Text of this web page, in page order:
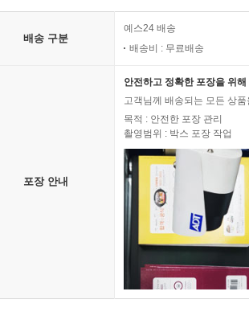
중국의 경제안보형 산업 정책의 양상
핑 3기에 나타날 중국 산업 정책의 양상에
방향 전환보다는 미세한 조정을 주목했다.
의 ‘검약형 혁신’을 추구한다는 것이다. 다
한 계획 문건에 적시하고 육성산업 리스트를
그리고 이러한 혁신이 세계시장에서 수용되
장 시진핑 집권 10년 이후, 중국사회의 안정은
당 20차 당대회를 전후로 공산당의 ‘사회
을 유지해왔던 중국 사회의 향방에 대해 검
불확실성에도 전면적 소강사회 건설이라는
건설, 도시와 농촌을 아우르는 사회보장
내는 주요한 역할을 수행했다. 그러나 코로
며 인민들의 마음은 복잡해지기 시작했다.
배송 구분
예스24 배송
배송비 : 무료배송
포장 안내
안전하고 정확한 포장을 위
고객님께 배송되는 모든 상
목적 : 안전한 포장 관리
촬영범위 : 박스 포장 작업